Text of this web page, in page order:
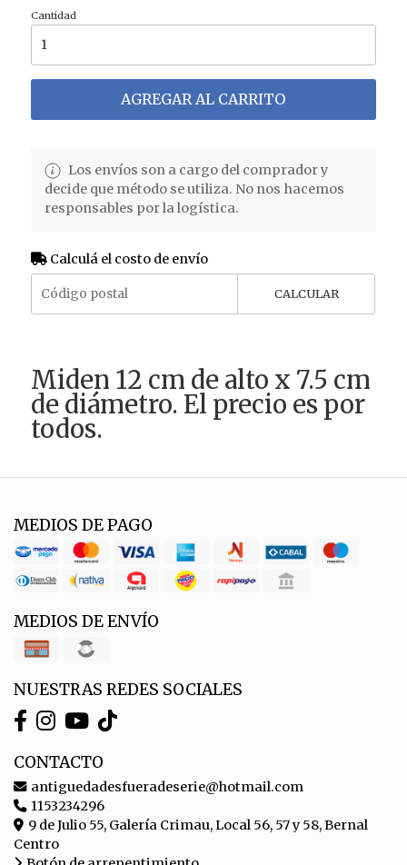
Cantidad
AGREGAR AL CARRITO
Los envíos son a cargo del comprador y
decide que método se utiliza. No nos hacemos
responsables por la logística.
Calculá el costo de envío
CALCULAR
Miden 12 cm de alto x 7.5 cm
de diámetro. El precio es por
todos.
MEDIOS DE PAGO
MEDIOS DE ENVÍO
NUESTRAS REDES SOCIALES
CONTACTO
antiguedadesfueradeserie@hotmail.com
1153234296
9 de Julio 55, Galería Crimau, Local 56, 57 y 58, Bernal
Centro